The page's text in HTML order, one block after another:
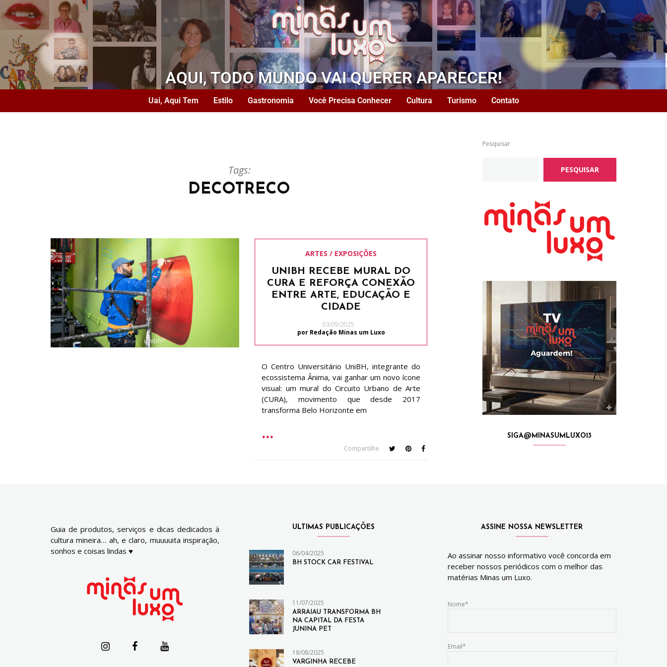
AQUI, TODO MUNDO VAI QUERER APARECER!
Uai, Aqui Tem Estilo Gastronomia Você Precisa Conhecer Cultura Turismo Contato
Tags:
DECOTRECO
ARTES / EXPOSIÇÕES
UNIBH RECEBE MURAL DO
CURA E REFORÇA CONEXÃO
ENTRE ARTE, EDUCAÇÃO E
CIDADE
03/09/2025
por Redação Minas um Luxo
O Centro Universitário UniBH, integrante do
ecossistema Ânima, vai ganhar um novo ícone
visual: um mural do Circuito Urbano de Arte
(CURA), movimento que desde 2017
transforma Belo Horizonte em
Compartilhe
Pesquisar
PESQUISAR
SIGA@MINASUMLUXO13
Guia de produtos, serviços e dicas dedicados à
cultura mineira… ah, e claro, muuuuita inspiração,
sonhos e coisas lindas ♥
ULTIMAS PUBLICAÇÕES
06/04/2025
BH STOCK CAR FESTIVAL
11/07/2025
ARRAIAU TRANSFORMA BH
NA CAPITAL DA FESTA
JUNINA PET
18/08/2025
VARGINHA RECEBE
ASSINE NOSSA NEWSLETTER
Ao assinar nosso informativo você concorda em
receber nossos periódicos com o melhor das
matérias Minas um Luxo.
Nome*
Email*